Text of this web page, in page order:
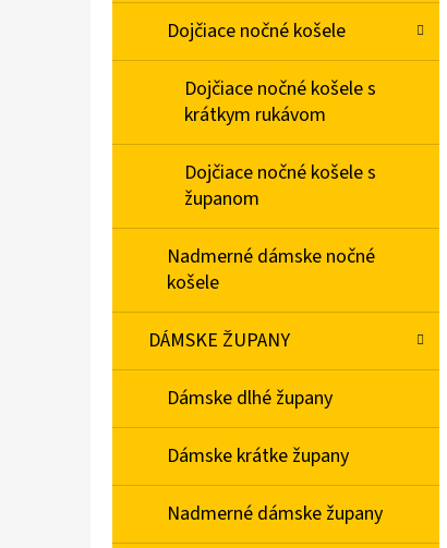
Dojčiace nočné košele
Dojčiace nočné košele s
krátkym rukávom
Dojčiace nočné košele s
županom
Nadmerné dámske nočné
košele
DÁMSKE ŽUPANY
Dámske dlhé župany
Dámske krátke župany
Nadmerné dámske župany